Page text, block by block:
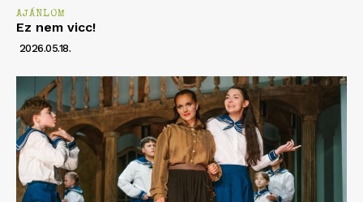
AJÁNLOM
Ez nem vicc!
2026.05.18.